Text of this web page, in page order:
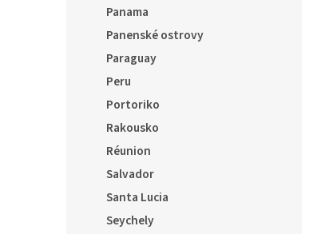
Panama
Panenské ostrovy
Paraguay
Peru
Portoriko
Rakousko
Réunion
Salvador
Santa Lucia
Seychely